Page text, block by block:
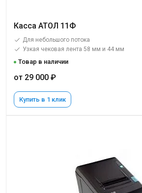
Касса АТОЛ 11Ф
Для небольшого потока
Узкая чековая лента 58 мм и 44 мм
Товар в наличии
от 29 000 ₽
Купить в 1 клик